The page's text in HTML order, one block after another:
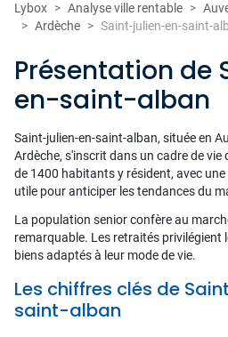
Lybox Analyse ville rentable
Ardèche
Saint-julien-en-saint-
Présentation
en-saint-alban
Saint-julien-en-saint-alban, située en
Ardèche, s'inscrit dans un cadre de
de 1400 habitants y résident, avec
utile pour anticiper les tendances du
La population senior confère au
remarquable. Les retraités privilégient
biens adaptés à leur mode de vie.
Les chiffres clés de
saint-alban